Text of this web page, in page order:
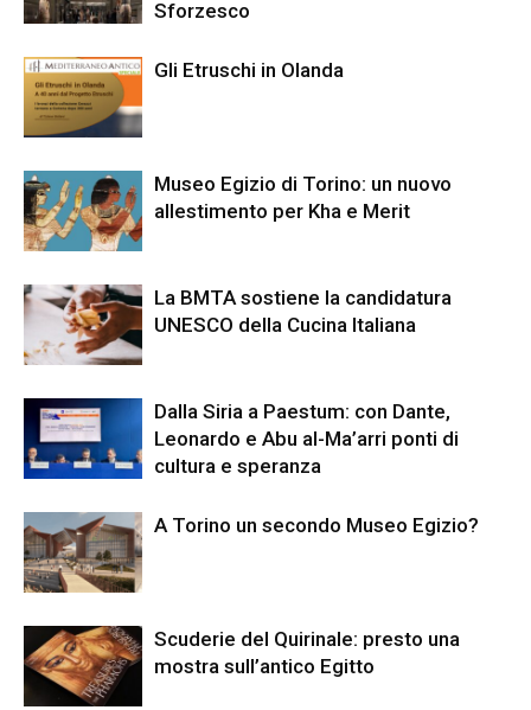
Sforzesco
Gli Etruschi in Olanda
Museo Egizio di Torino: un nuovo
allestimento per Kha e Merit
La BMTA sostiene la candidatura
UNESCO della Cucina Italiana
Dalla Siria a Paestum: con Dante,
Leonardo e Abu al-Ma’arri ponti di
cultura e speranza
A Torino un secondo Museo Egizio?
Scuderie del Quirinale: presto una
mostra sull’antico Egitto